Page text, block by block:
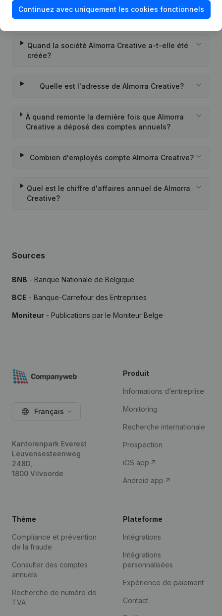
Quel est l'identifiant PEPPOL de Almorra
Creative?
Quand la société Almorra Creative a-t-elle été
créée?
Quelle est l'adresse de Almorra Creative?
À quand remonte la dernière fois que Almorra
Creative a déposé des comptes annuels?
Combien d'employés compte Almorra Creative?
Quel est le chiffre d'affaires annuel de Almorra
Creative?
Sources
BNB - Banque Nationale de Belgique
BCE - Banque-Carrefour des Entreprises
Moniteur - Publications par le Moniteur Belge
Continuez avec uniquement les cookies fonctionnels
Français
Kantorenpark Everest
Leuvensesteenweg
248D,
1800 Vilvoorde
Produit
Informations d’entreprise
Monitoring
Recherche internationale
Prospection
iOS app
Android app
Thème
Compliance et prévention
de la fraude
Consulter des comptes
annuels
Recherche de numéro de
TVA
Plateforme
Intégrations
Intégrations
personnalisées
Expérience de paiement
Contact